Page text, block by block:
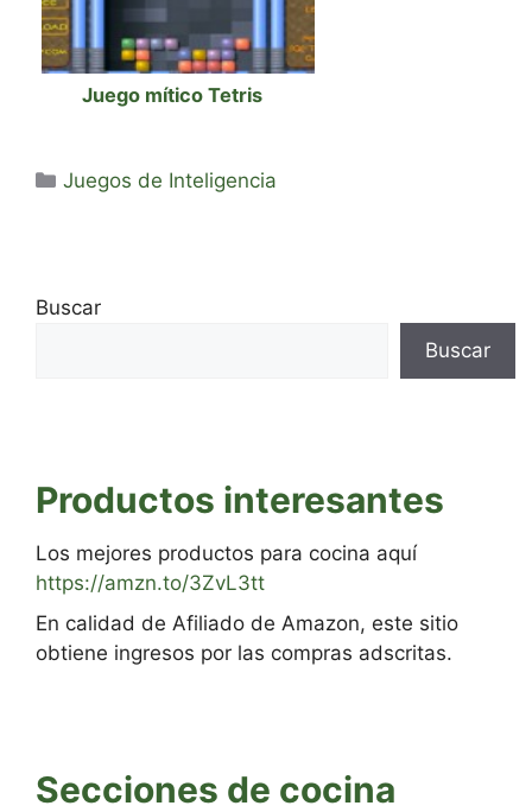
Juego mítico Tetris
Categorías
Juegos de Inteligencia
Buscar
Buscar
Productos interesantes
Los mejores productos para cocina aquí
https://amzn.to/3ZvL3tt
En calidad de Afiliado de Amazon, este sitio
obtiene ingresos por las compras adscritas.
Secciones de cocina